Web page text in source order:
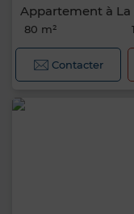
Appartement à La
80 m²
Contacter